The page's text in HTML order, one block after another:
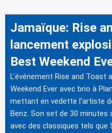
Jamaïque: Rise
lancement
Best Weekend
L'événement Rise and Toast
Weekend Ever avec brio à
mettant en vedette l'artiste
Benz. Son set de 30 minutes
avec des classiques tels que